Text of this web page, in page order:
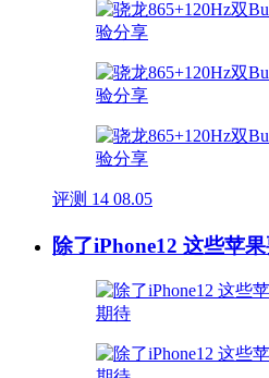
评测 14 08.05
除了iPhone12 这些苹